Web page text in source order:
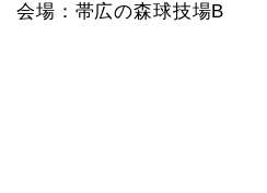
会場：帯広の森球技場B